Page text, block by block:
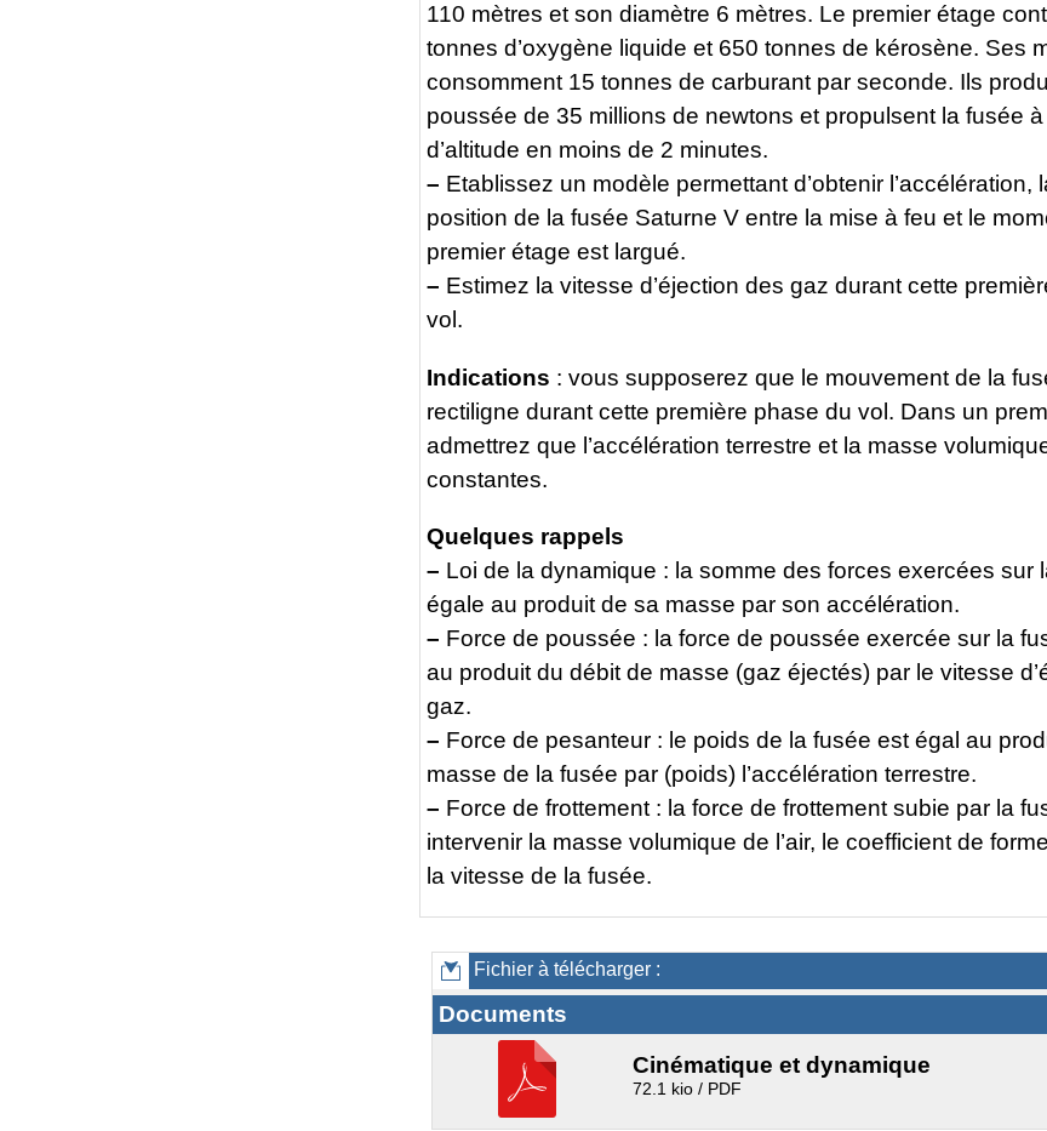
110 mètres et son diamètre 6 mètres. Le premier étage
tonnes d’oxygène liquide et 650 tonnes de kérosène. Ses
consomment 15 tonnes de carburant par seconde. Ils
poussée de 35 millions de newtons et propulsent la fusée
d’altitude en moins de 2 minutes.
– Etablissez un modèle permettant d’obtenir l’accélération,
position de la fusée Saturne V entre la mise à feu et le
premier étage est largué.
– Estimez la vitesse d’éjection des gaz durant cette
vol.
Indications : vous supposerez que le mouvement de la
rectiligne durant cette première phase du vol. Dans un
admettrez que l’accélération terrestre et la masse
constantes.
Quelques rappels
– Loi de la dynamique : la somme des forces exercées sur
égale au produit de sa masse par son accélération.
– Force de poussée : la force de poussée exercée sur la
au produit du débit de masse (gaz éjectés) par le vitesse
gaz.
– Force de pesanteur : le poids de la fusée est égal au
masse de la fusée par (poids) l’accélération terrestre.
– Force de frottement : la force de frottement subie par la
intervenir la masse volumique de l’air, le coefficient de
la vitesse de la fusée.
Fichier à télécharger :
Documents
Cinématique et dynamique
72.1 kio / PDF